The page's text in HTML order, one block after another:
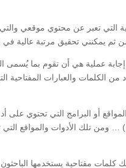
التي تعبر عن محتوي موقعي
ثم يمكنني تحقيق مرتبة عالية في
إجابة عملية هي أن تقوم بما
من الكلمات والعبارات
أو البرامج التي تحتوي
تلك الأدوات والمواقع التي
كلمات مفتاحية يستخدمها